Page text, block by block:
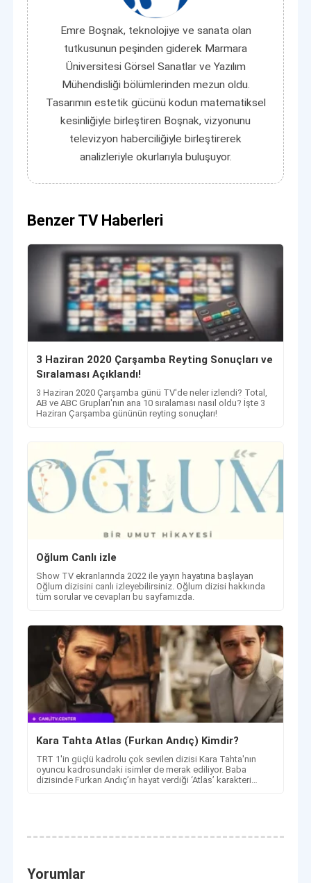
Emre Boşnak, teknolojiye ve sanata olan
tutkusunun peşinden giderek Marmara
Üniversitesi Görsel Sanatlar ve Yazılım
Mühendisliği bölümlerinden mezun oldu.
Tasarımın estetik gücünü kodun matematiksel
kesinliğiyle birleştiren Boşnak, vizyonunu
televizyon haberciliğiyle birleştirerek
analizleriyle okurlarıyla buluşuyor.
Benzer TV Haberleri
3 Haziran 2020 Çarşamba Reyting Sonuçları ve
Sıralaması Açıklandı!
3 Haziran 2020 Çarşamba günü TV'de neler izlendi? Total,
AB ve ABC Grupları'nın ana 10 sıralaması nasıl oldu? İşte 3
Haziran Çarşamba gününün reyting sonuçları!
Oğlum Canlı izle
Show TV ekranlarında 2022 ile yayın hayatına başlayan
Oğlum dizisini canlı izleyebilirsiniz. Oğlum dizisi hakkında
tüm sorular ve cevapları bu sayfamızda.
Kara Tahta Atlas (Furkan Andıç) Kimdir?
TRT 1'in güçlü kadrolu çok sevilen dizisi Kara Tahta'nın
oyuncu kadrosundaki isimler de merak ediliyor. Baba
dizisinde Furkan Andıç’ın hayat verdiği ‘Atlas’ karakteri
Yorumlar